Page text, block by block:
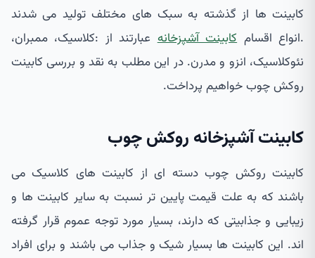
کابینت ها از گذشته به سبک های مختلف تولید می شدند
.انواع اقسامکابینت آشپزخانهعبارتند از :کلاسیک، ممبران،
نئوکلاسیک، انزو و مدرن. در این مطلب به نقد و بررسی کابینت
روکش چوب خواهیم پرداخت.
کابینت آشپزخانه روکش چوب
کابینت روکش چوب دسته ای از کابینت های کلاسیک می
باشند که به علت قیمت پایین تر نسبت به سایر کابینت ها و
زیبایی و جذابیتی که دارند، بسیار مورد توجه عموم قرار گرفته
اند. این کابینت ها بسیار شیک و جذاب می باشند و برای افراد